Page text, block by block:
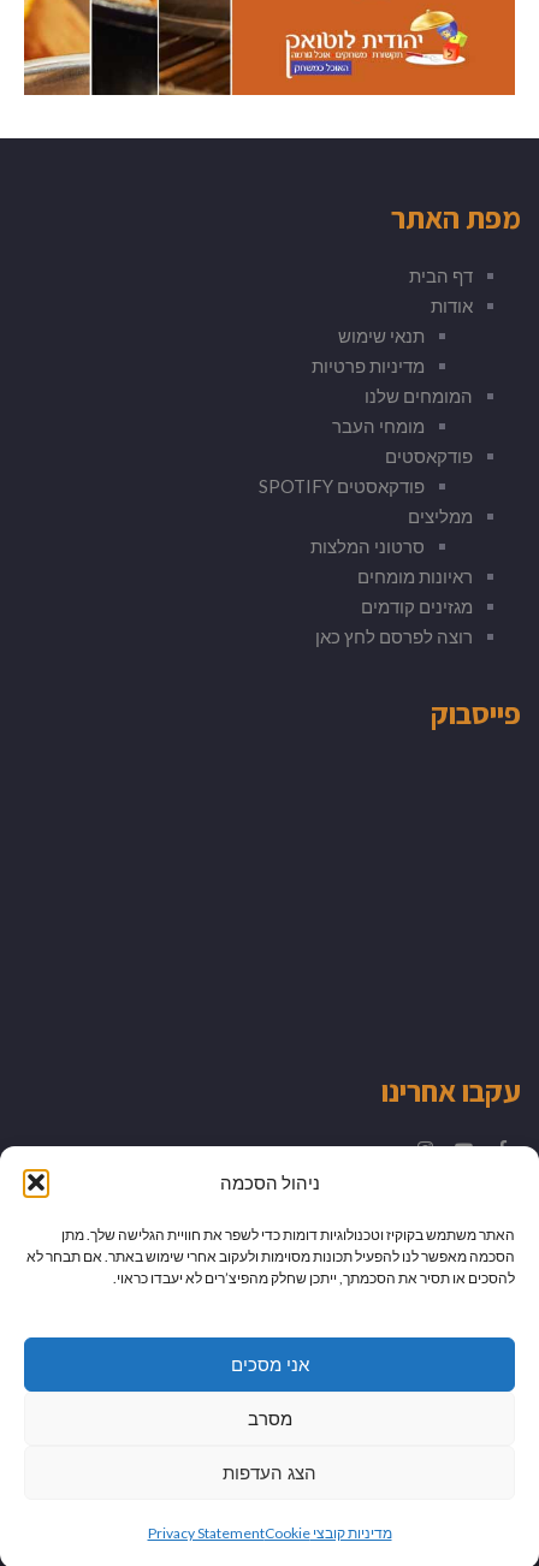
ניהול הסכמה
האתר משתמש בקוקיז וטכנולוגיות דומות כדי לשפר את חוויית הגלישה שלך. מתן
הסכמה מאפשר לנו להפעיל תכונות מסוימות ולעקוב אחרי שימוש באתר. אם תבחר לא
להסכים או תסיר את הסכמתך, ייתכן שחלק מהפיצ’רים לא יעבדו כראוי.
אני מסכים
מסרב
הצג העדפות
מדיניות קובצי Cookie Privacy Statement
מפת האתר
דף הבית
אודות
תנאי שימוש
מדיניות פרטיות
המומחים שלנו
מומחי העבר
פודקאסטים
פודקאסטים SPOTIFY
ממליצים
סרטוני המלצות
ראיונות מומחים
מגזינים קודמים
רוצה לפרסם לחץ כאן
פייסבוק
עקבו אחרינו
מיתוג עיצוב ובניית אתרים
לראש